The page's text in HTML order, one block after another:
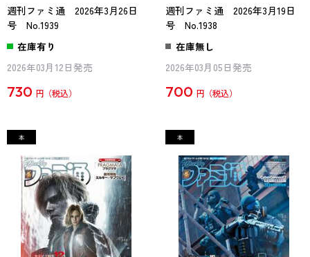
週刊ファミ通 2026年3月26日
号 No.1939
在庫有り
2026年03月12日発売
730 円
週刊ファミ通 2026年3月19日
号 No.1938
在庫無し
2026年03月05日発売
700 円